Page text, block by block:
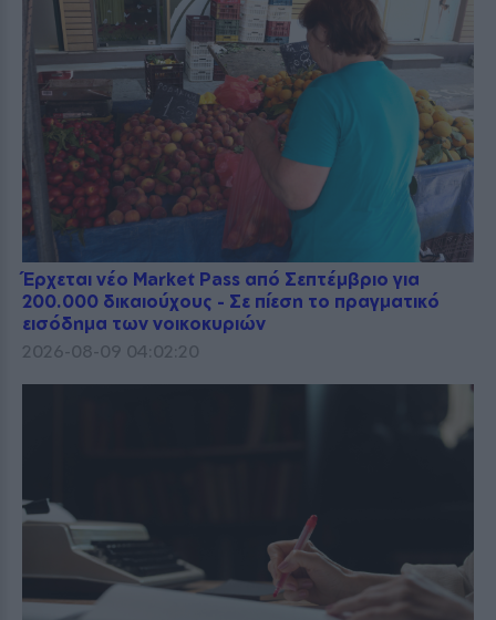
Έρχεται νέο Market Pass από Σεπτέμβριο για
200.000 δικαιούχους - Σε πίεση το πραγματικό
εισόδημα των νοικοκυριών
2026-08-09 04:02:20